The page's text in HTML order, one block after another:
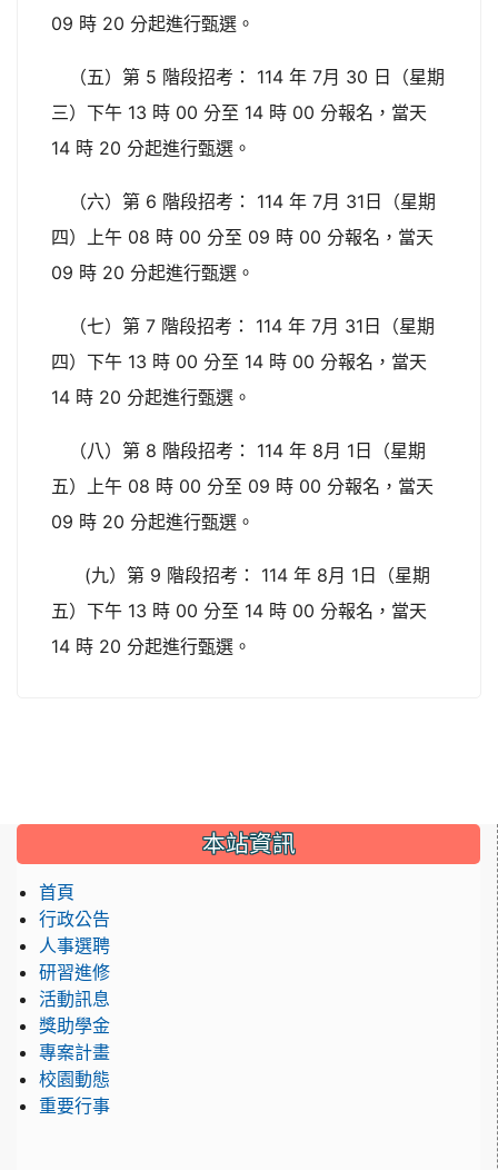
09 時 20 分起進行甄選。
（五）第 5 階段招考： 114 年 7月 30 日（星期
三）下午 13 時 00 分至 14 時 00 分報名，當天
14 時 20 分起進行甄選。
（六）第 6 階段招考： 114 年 7月 31日（星期
四）上午 08 時 00 分至 09 時 00 分報名，當天
09 時 20 分起進行甄選。
（七）第 7 階段招考： 114 年 7月 31日（星期
四）下午 13 時 00 分至 14 時 00 分報名，當天
14 時 20 分起進行甄選。
（八）第 8 階段招考： 114 年 8月 1日（星期
五）上午 08 時 00 分至 09 時 00 分報名，當天
09 時 20 分起進行甄選。
(九）第 9 階段招考： 114 年 8月 1日（星期
五）下午 13 時 00 分至 14 時 00 分報名，當天
14 時 20 分起進行甄選。
::: 本站資訊
首頁
行政公告
人事選聘
研習進修
活動訊息
獎助學金
專案計畫
校園動態
重要行事